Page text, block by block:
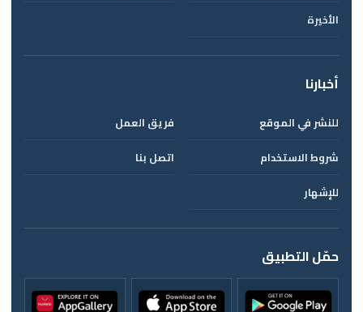
الأخيرة
أخبارنا
للنشر في الموقع
فريق العمل
شروط الاستخدام
اتصل بنا
للإشهار
حمّل التطبيق